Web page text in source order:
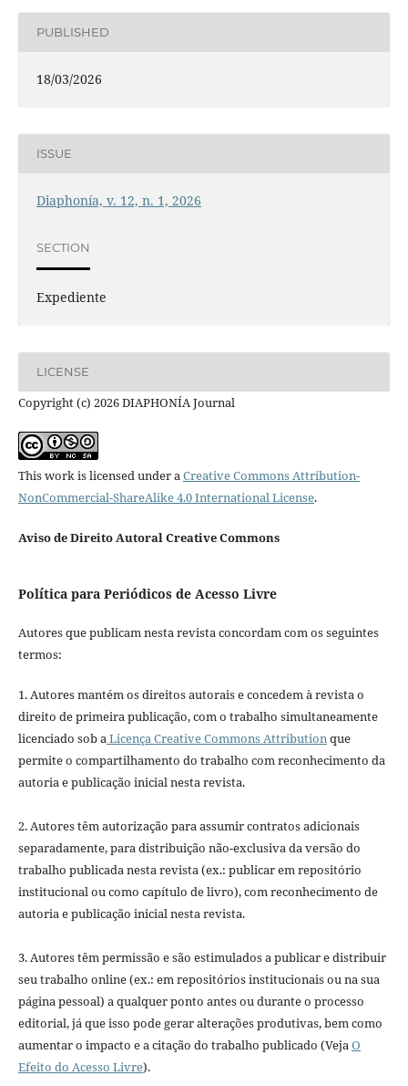
PUBLISHED
18/03/2026
ISSUE
Diaphonía, v. 12, n. 1, 2026
SECTION
Expediente
LICENSE
Copyright (c) 2026 DIAPHONÍA Journal
This work is licensed under aCreative Commons Attribution-
NonCommercial-ShareAlike 4.0 International License.
Aviso de Direito Autoral Creative Commons
Política para Periódicos de Acesso Livre
Autores que publicam nesta revista concordam com os seguintes
termos:
1. Autores mantém os direitos autorais e concedem à revista o
direito de primeira publicação, com o trabalho simultaneamente
licenciado sob aLicença Creative Commons Attributionque
permite o compartilhamento do trabalho com reconhecimento da
autoria e publicação inicial nesta revista.
2. Autores têm autorização para assumir contratos adicionais
separadamente, para distribuição não-exclusiva da versão do
trabalho publicada nesta revista (ex.: publicar em repositório
institucional ou como capítulo de livro), com reconhecimento de
autoria e publicação inicial nesta revista.
3. Autores têm permissão e são estimulados a publicar e distribuir
seu trabalho online (ex.: em repositórios institucionais ou na sua
página pessoal) a qualquer ponto antes ou durante o processo
editorial, já que isso pode gerar alterações produtivas, bem como
aumentar o impacto e a citação do trabalho publicado (VejaO
Efeito do Acesso Livre).